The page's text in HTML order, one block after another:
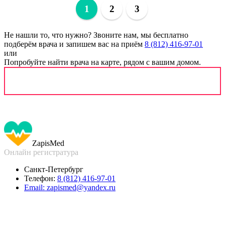
1 2 3
Не нашли то, что нужно? Звоните нам, мы бесплатно
подберём врача и запишем вас на приём 8 (812) 416-97-01
или
Попробуйте найти врача на карте, рядом с вашим домом.
ZapisMed
Онлайн регистратура
Санкт-Петербург
Телефон: 8 (812) 416-97-01
Email: zapismed@yandex.ru